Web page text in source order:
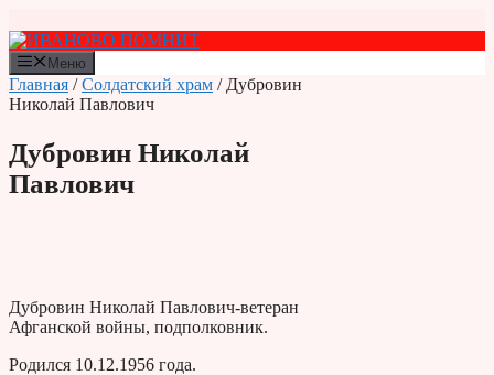
к
содержимому
Меню
Главная /Солдатский храм / Дубровин
Николай Павлович
Дубровин Николай
Павлович
Дубровин Николай Павлович-ветеран
Афганской войны, подполковник.
Родился 10.12.1956 года.